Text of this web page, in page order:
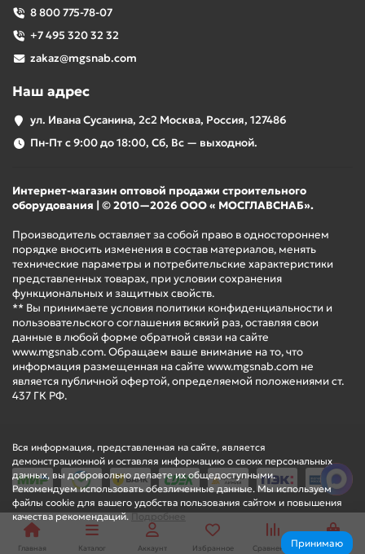
Вся информация, представленная на сайте, является
демонстрационной и оставляя информацию о своих персональных
данных, вы добровольно делаете их общедоступными.
Рекомендуем использовать обезличенные данные. Мы используем
файлы cookie для вашего удобства пользования сайтом и повышения
качества рекомендаций.Подробнее
Принимаю
8 800 775-78-07
+7 495 320 32 32
zakaz@mgsnab.com
Наш адрес
ул. Ивана Сусанина, 2с2 Москва, Россия, 127486
Пн-Пт с 9:00 до 18:00, Сб, Вс — выходной.
Интернет-магазин оптовой продажи строительного
оборудования | © 2010—2026 ООО « МОСГЛАВСНАБ».
Производитель оставляет за собой право в одностороннем
порядке вносить изменения в состав материалов, менять
технические параметры и потребительские характеристики
представленных товарах, при условии сохранения
функциональных и защитных свойств.
** Вы принимаете условия политики конфиденциальности и
пользовательского соглашения всякий раз, оставляя свои
данные в любой форме обратной связи на сайте
www.mgsnab.com. Обращаем ваше внимание на то, что
информация размещенная на сайте www.mgsnab.com не
является публичной офертой, определяемой положениями ст.
437 ГК РФ.
Главная Каталог Аккаунт Избранное Сравнение Корзина